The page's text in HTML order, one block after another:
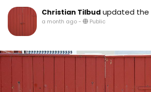
Christian Tilbud updated the
a month ago- Public